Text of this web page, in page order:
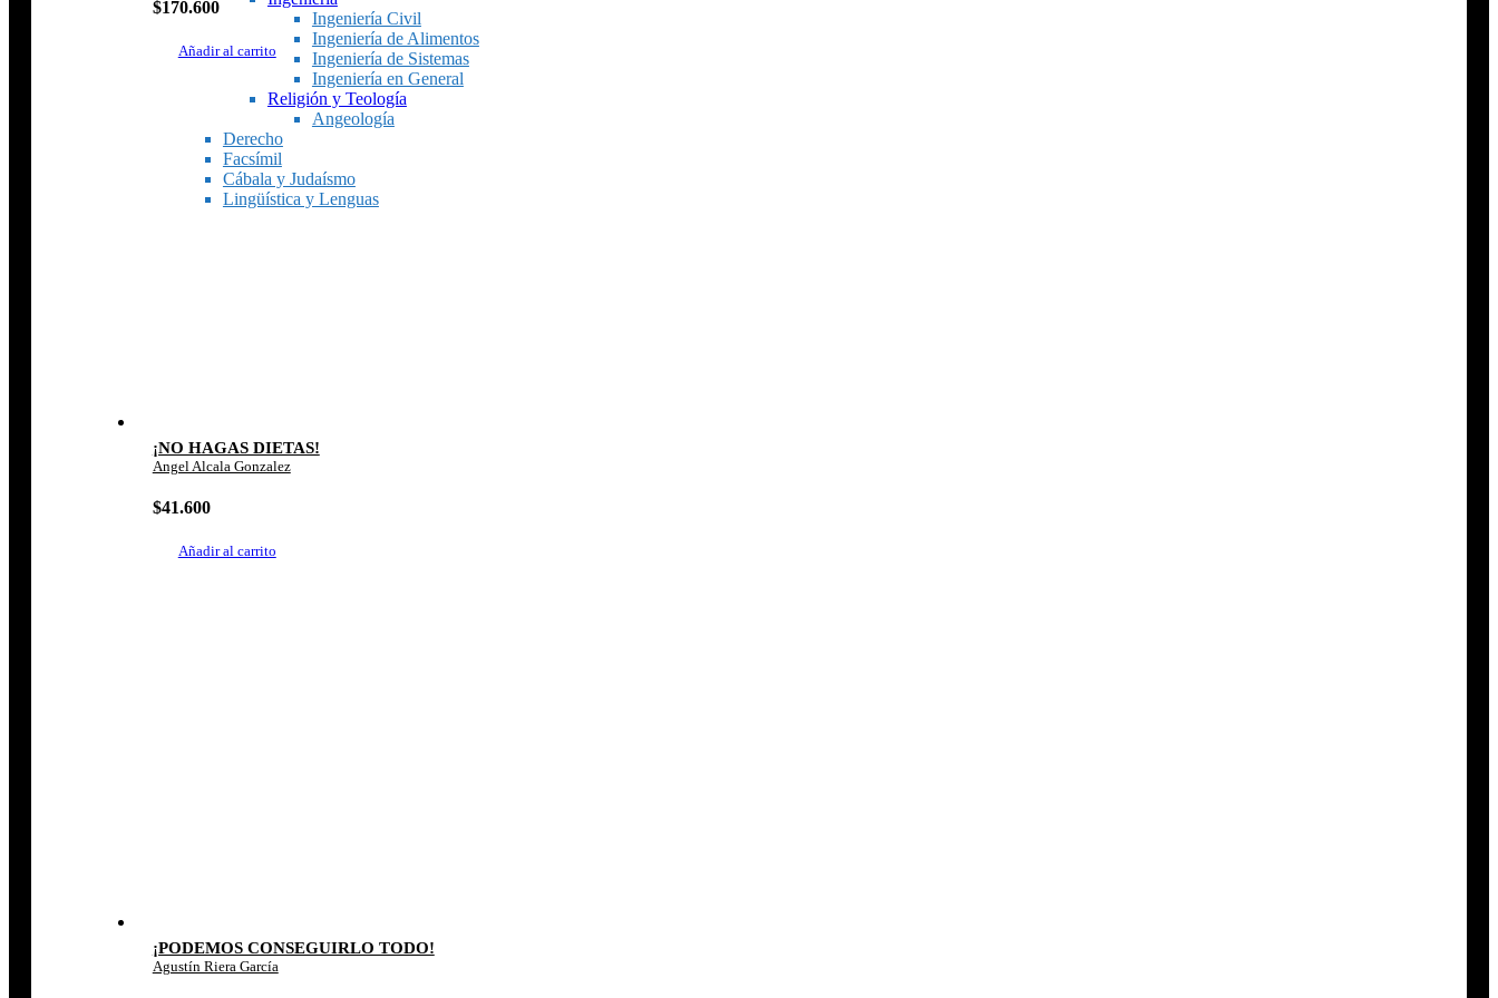
Ingeniería Civil
Ingeniería de Alimentos
Ingeniería de Sistemas
Ingeniería en General
Religión y Teología
Angeología
Derecho
Facsímil
Cábala y Judaísmo
Lingüística y Lenguas
$170.600
Añadir al carrito
¡NO HAGAS DIETAS!
Angel Alcala Gonzalez
$41.600
Añadir al carrito
¡PODEMOS CONSEGUIRLO TODO!
Agustín Riera García